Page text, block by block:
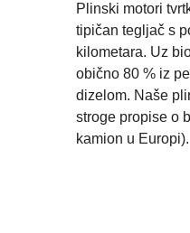
Plinski motori
tipičan tegljač s
kilometara. Uz
obično 80 % iz
dizelom. Naše
stroge propise o
kamion u Europi).